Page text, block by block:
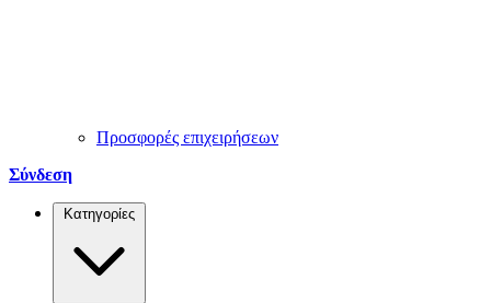
Προσφορές επιχειρήσεων
Σύνδεση
Κατηγορίες